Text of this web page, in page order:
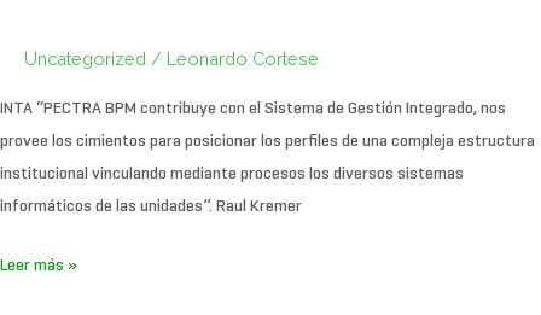
Uncategorized / Leonardo Cortese
INTA “PECTRA BPM contribuye con el Sistema de Gestión Integrado, nos
provee los cimientos para posicionar los perfiles de una compleja estructura
institucional vinculando mediante procesos los diversos sistemas
informáticos de las unidades”. Raul Kremer
Leer más »